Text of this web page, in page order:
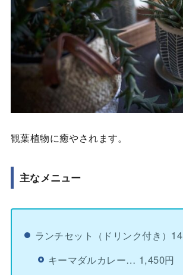
観葉植物に癒やされます。
主なメニュー
ランチセット（ドリンク付き）
キーマダルカレー… 1,450円